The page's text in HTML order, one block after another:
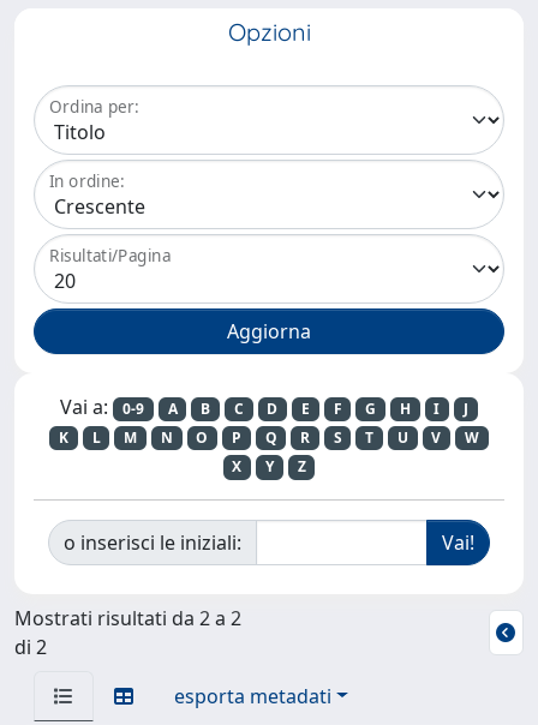
Opzioni
Ordina per:
In ordine:
Risultati/Pagina
Vai a: 0-9 A B C D E F G H I
J
K
L M N O P Q R S T U V
W
X
Y Z
o inserisci le iniziali:
Mostrati risultati da 2 a 2
di 2
esporta metadati